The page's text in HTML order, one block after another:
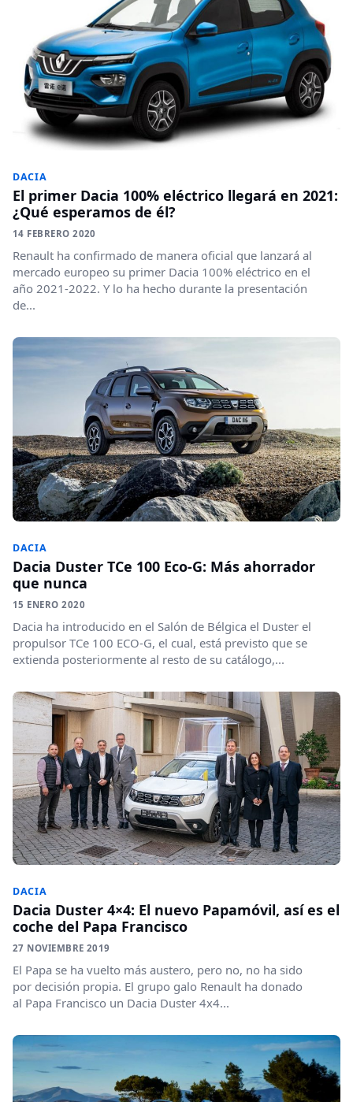
DACIA
El primer Dacia 100% eléctrico llegará en 2021:
¿Qué esperamos de él?
14 FEBRERO 2020
Renault ha confirmado de manera oficial que lanzará al
mercado europeo su primer Dacia 100% eléctrico en el
año 2021-2022. Y lo ha hecho durante la presentación
de...
DACIA
Dacia Duster TCe 100 Eco-G: Más ahorrador
que nunca
15 ENERO 2020
Dacia ha introducido en el Salón de Bélgica el Duster el
propulsor TCe 100 ECO-G, el cual, está previsto que se
extienda posteriormente al resto de su catálogo,...
DACIA
Dacia Duster 4×4: El nuevo Papamóvil, así es el
coche del Papa Francisco
27 NOVIEMBRE 2019
El Papa se ha vuelto más austero, pero no, no ha sido
por decisión propia. El grupo galo Renault ha donado
al Papa Francisco un Dacia Duster 4x4...